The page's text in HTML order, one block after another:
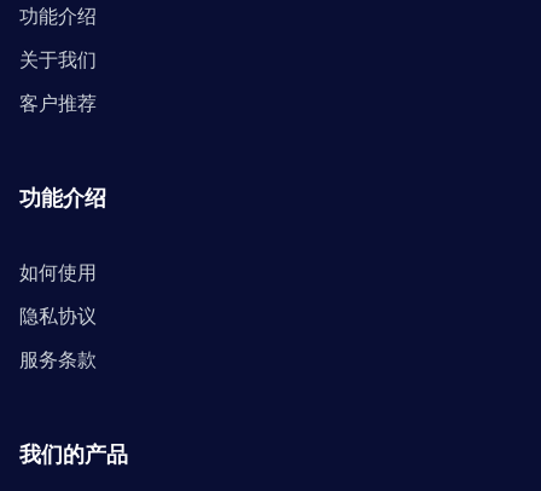
功能介绍
关于我们
客户推荐
功能介绍
如何使用
隐私协议
服务条款
我们的产品